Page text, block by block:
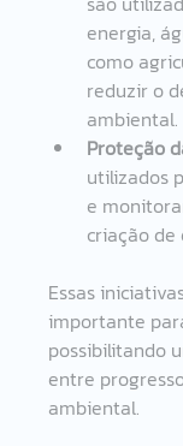
energia,
como
reduzir o
ambiental.
Proteção
utilizados
e
criação de
Essas
importante
possibilitando
entre
ambiental.